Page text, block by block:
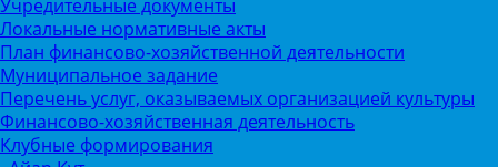
Учредительные документы
Локальные нормативные акты
План финансово-хозяйственной деятельности
Муниципальное задание
Перечень услуг, оказываемых организацией культуры
Финансово-хозяйственная деятельность
Клубные формирования